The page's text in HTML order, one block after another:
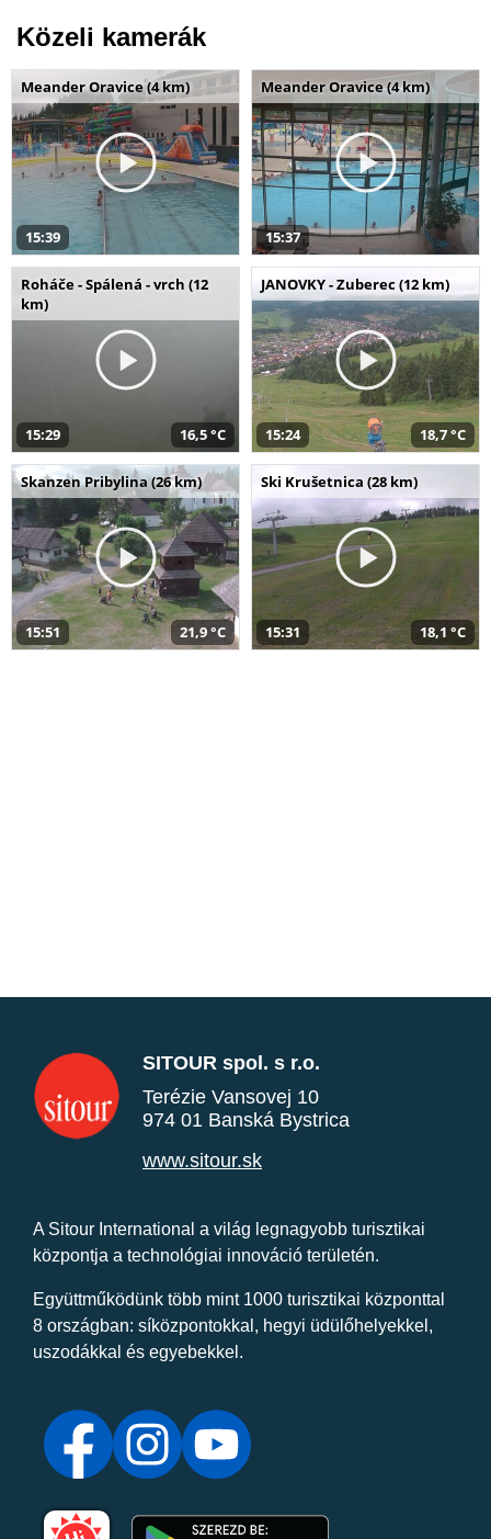
Közeli kamerák
Meander Oravice (4 km)
15:39
Meander Oravice (4 km)
15:37
Roháče - Spálená - vrch (12
km)
15:29 16,5 °C
JANOVKY - Zuberec (12 km)
15:24 18,7 °C
Skanzen Pribylina (26 km)
15:51 21,9 °C
Ski Krušetnica (28 km)
15:31 18,1 °C
SITOUR spol. s r.o.
Terézie Vansovej 10
974 01 Banská Bystrica
www.sitour.sk
A Sitour International a világ legnagyobb turisztikai
központja a technológiai innováció területén.
Együttműködünk több mint 1000 turisztikai központtal
8 országban: síközpontokkal, hegyi üdülőhelyekkel,
uszodákkal és egyebekkel.